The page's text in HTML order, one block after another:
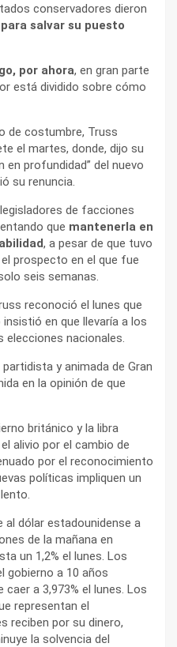
conservadores dieron
salvar su puesto
por ahora, en gran parte
está dividido sobre cómo
de costumbre, Truss
el martes, donde, dijo su
en profundidad” del nuevo
su renuncia.
de facciones
que mantenerla en
, a pesar de que tuvo
prospecto en el que fue
seis semanas.
reconoció el lunes que
en que llevaría a los
elecciones nacionales.
y animada de Gran
en la opinión de que
británico y la libra
alivio por el cambio de
por el reconocimiento
políticas impliquen un
al dólar estadounidense a
de la mañana en
un 1,2% el lunes. Los
gobierno a 10 años
caer a 3,973% el lunes. Los
representan el
reciben por su dinero,
la solvencia del